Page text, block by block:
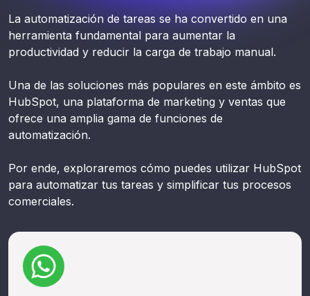
La automatización de tareas se ha convertido en una
herramienta fundamental para aumentar la
productividad y reducir la carga de trabajo manual.
Una de las soluciones más populares en este ámbito es
HubSpot, una plataforma de marketing y ventas que
ofrece una amplia gama de funciones de
automatización.
Por ende, exploraremos cómo puedes utilizar HubSpot
para automatizar tus tareas y simplificar tus procesos
comerciales.